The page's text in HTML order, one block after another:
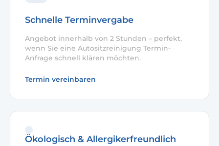
Schnelle Terminvergabe
Angebot innerhalb von 2 Stunden – perfekt,
wenn Sie eine Autositzreinigung Termin-
Anfrage schnell klären möchten.
Termin vereinbaren
Ökologisch & Allergikerfreundlich